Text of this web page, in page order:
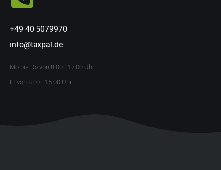
+49 40 5079970
info@taxpal.de
Mo bis Do von 8:00 - 17:00 Uhr
Fr von 8:00 - 15:00 Uhr